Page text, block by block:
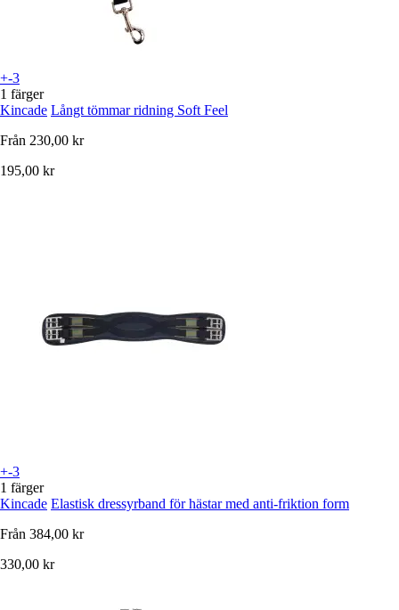
+-3
1 färger
Kincade Långt tömmar ridning Soft Feel
Från 230,00 kr
195,00 kr
+-3
1 färger
Kincade Elastisk dressyrband för hästar med anti-friktion form
Från 384,00 kr
330,00 kr